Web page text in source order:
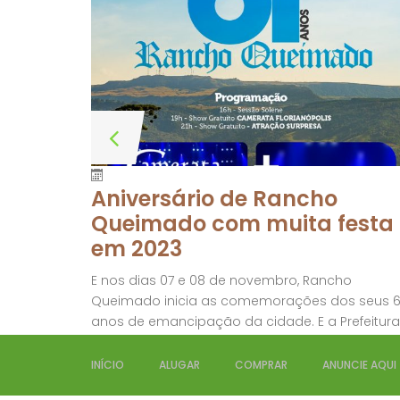
Aniversário de Rancho
Queimado com muita festa
em 2023
E nos dias 07 e 08 de novembro, Rancho
Queimado inicia as comemorações dos seus
anos de emancipação da cidade. E a Prefeitura
data inesquecível. Confira a programação
INÍCIO ALUGAR COMPRAR ANUNCIE AQUI